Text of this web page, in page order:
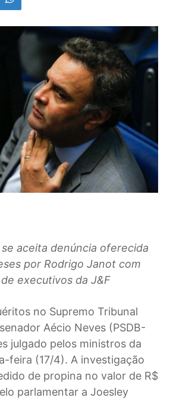
se aceita denúncia oferecida
por Rodrigo Janot com
executivos da J&F
no Supremo Tribunal
Aécio Neves (PSDB-
julgado pelos ministros da
feira (17/4). A investigação
de propina no valor de R$
parlamentar a Joesley